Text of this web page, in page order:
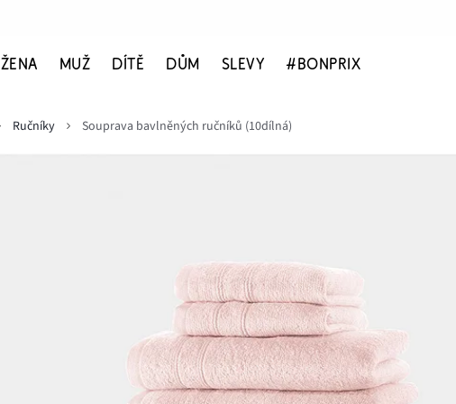
ŽENA MUŽ DÍTĚ DŮM SLEVY #BONPRIX
Ručníky Souprava bavlněných ručníků (10dílná)